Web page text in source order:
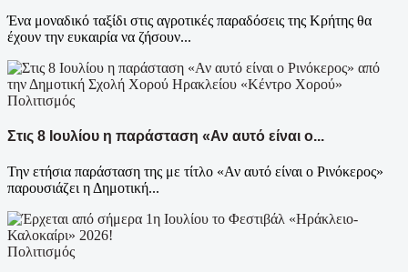
Ένα μοναδικό ταξίδι στις αγροτικές παραδόσεις της Κρήτης θα
έχουν την ευκαιρία να ζήσουν...
Πολιτισμός
Στις 8 Ιουλίου η παράσταση «Αν αυτό είναι ο...
Την ετήσια παράσταση της με τίτλο «Αν αυτό είναι ο Ρινόκερος»
παρουσιάζει η Δημοτική...
Πολιτισμός